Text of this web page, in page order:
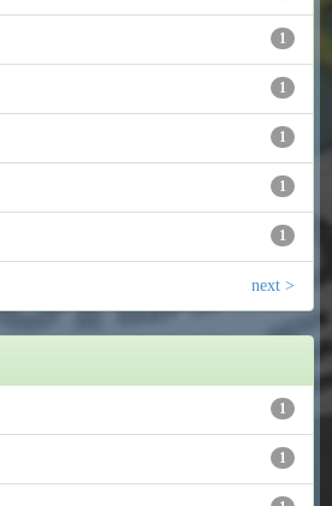
1
1
1
1
1
next >
1
1